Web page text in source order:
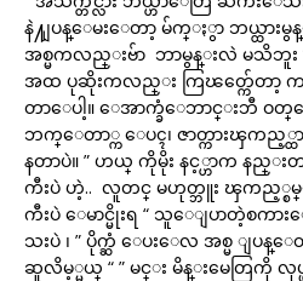
နဲ႔ျပန္ေမးေတာ့ မ်က္ႏွာ ဘယ္ထား
အစ္မကလည္းဗ်ာ ဘာမွန္းလဲ မသိဘူး
အထ ပုဆိုးကလည္း ကြၽတ္က်ေတာ့
တာေပါ့။ ေအာက္ခံေဘာင္းဘီ ဝတ္
ဘက္ေတာ္က ေပၚ၊ ဇာတ္ကားၾကည့္
နတာပဲ။ ” ဟယ္ ကိုမိုး နင့္ဟာက နည္
ကီးပဲ ဟဲ့.. လူတင္ မဟုတ္ဘူး ၾကည့္
ကီးပဲ ေမာင္မိုးရ “ သူေျပာတဲ့စကာ
သးပဲ ၊ ” ပိုက္ဆံ ေပးေလ အစ္မ ျပန္
ဆူလိမ့္မယ္ “ ” မင္း မိန္းမေတြကို လု